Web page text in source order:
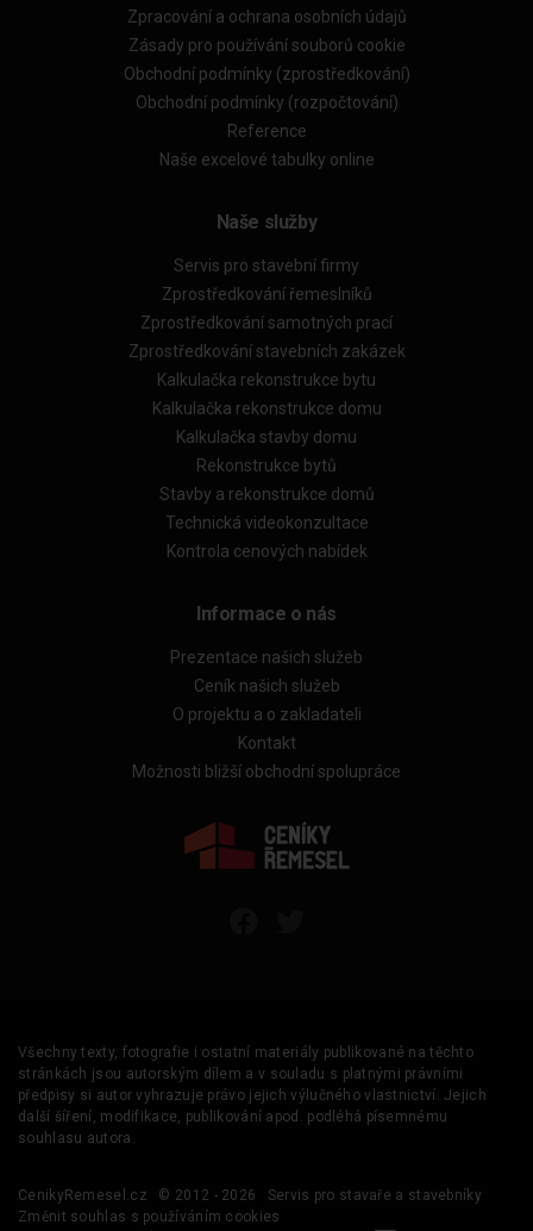
Zpracování a ochrana osobních údajů
Zásady pro používání souborů cookie
Obchodní podmínky (zprostředkování)
Obchodní podmínky (rozpočtování)
Reference
Naše excelové tabulky online
Naše služby
Servis pro stavební firmy
Zprostředkování řemeslníků
Zprostředkování samotných prací
Zprostředkování stavebních zakázek
Kalkulačka rekonstrukce bytu
Kalkulačka rekonstrukce domu
Kalkulačka stavby domu
Rekonstrukce bytů
Stavby a rekonstrukce domů
Technická videokonzultace
Kontrola cenových nabídek
Informace o nás
Prezentace našich služeb
Ceník našich služeb
O projektu a o zakladateli
Kontakt
Možnosti bližší obchodní spolupráce
Všechny texty, fotografie i ostatní materiály publikované na těchto
stránkách jsou autorským dílem a v souladu s platnými právními
předpisy si autor vyhrazuje právo jejich výlučného vlastnictví. Jejich
další šíření, modifikace, publikování apod. podléhá písemnému
souhlasu autora.
CenikyRemesel.cz © 2012 - 2026
Servis pro stavaře a stavebníky
Změnit souhlas s používáním cookies